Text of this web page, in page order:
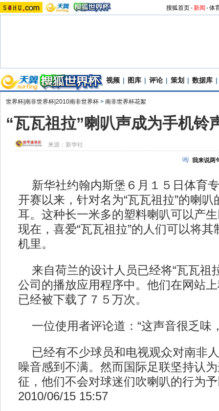
搜狐首页-新闻 -体
视频 | 图库 | 评论 | 策划 | 数据库 |
世界杯|南非世界杯|2010南非世界杯 > 南非世界杯花絮
“瓦瓦祖拉”喇叭声成为手机铃
来源： 新华社
我来说两
新华社约翰内斯堡６月１５日体育
开赛以来，针对名为“瓦瓦祖拉”的喇
耳。这种长一米多的塑料喇叭可以产
现在，喜爱“瓦瓦祖拉”的人们可以将
机里。
来自荷兰的设计人员已经将“瓦瓦祖
公司的播放应用程序中。他们在网站
已经被下载了７５万次。
一位使用者评论道：“这声音很乏味
已经有不少球员和电视观众对南非
噪音感到不满。然而国际足联坚持认
征，他们不会对球迷们吹喇叭的行为
2010/06/15 15:57